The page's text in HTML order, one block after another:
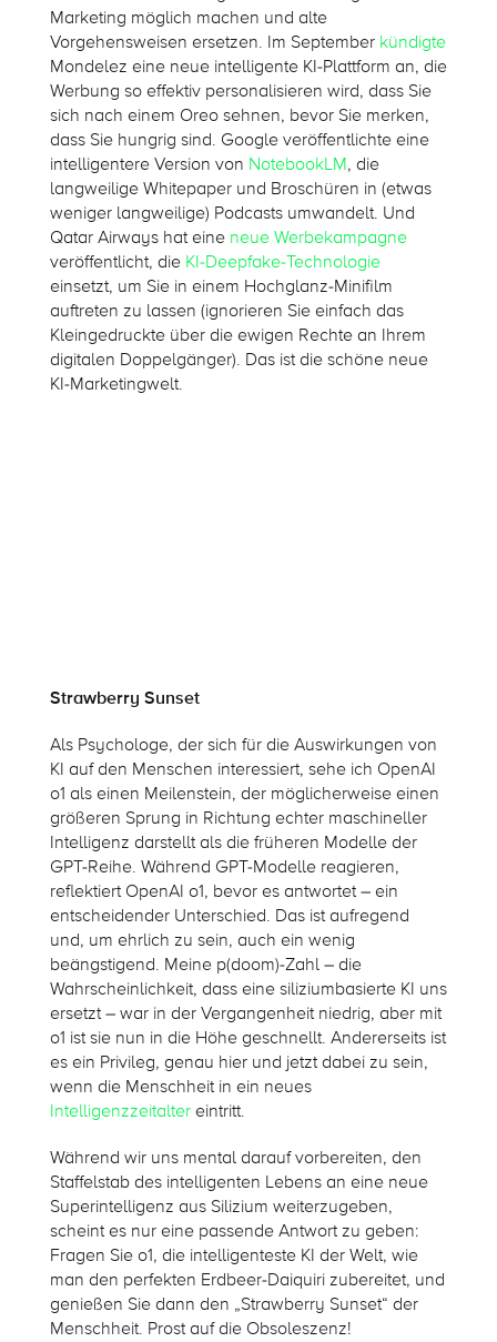
Marketing möglich machen und alte
Vorgehensweisen ersetzen. Im Septemberkündigte
Mondelez eine neue intelligente KI-Plattform an, die
Werbung so effektiv personalisieren wird, dass Sie
sich nach einem Oreo sehnen, bevor Sie merken,
dass Sie hungrig sind. Google veröffentlichte eine
intelligentere Version von NotebookLM, die
langweilige Whitepaperund Broschüren in (etwas
weniger langweilige) Podcasts umwandelt. Und
Qatar Airways hat eine neue Werbekampagne
veröffentlicht, die KI-Deepfake-Technologie
einsetzt, um Sie in einem Hochglanz-Minifilm
auftreten zu lassen (ignorieren Sie einfach das
Kleingedruckte über die ewigen Rechte an Ihrem
digitalen Doppelgänger). Das ist die schöne neue
KI-Marketingwelt.
Strawberry Sunset
Als Psychologe, der sich für die Auswirkungen von
KI auf den Menschen interessiert, sehe ich OpenAI
o1 als einen Meilenstein, der möglicherweise einen
größeren Sprung in Richtung echter maschineller
Intelligenz darstellt als die früheren Modelle der
GPT-Reihe. Während GPT-Modelle reagieren,
reflektiert OpenAI o1, bevor es antwortet – ein
entscheidender Unterschied. Das ist aufregend
und, um ehrlich zu sein, auch ein wenig
beängstigend. Meine p(doom)-Zahl – die
Wahrscheinlichkeit, dass eine siliziumbasierte KI uns
ersetzt – war in der Vergangenheit niedrig, aber mit
o1 ist sie nun in die Höhe geschnellt. Andererseits ist
es ein Privileg, genau hier und jetzt dabei zu sein,
wenn die Menschheit in ein neues
Intelligenzzeitaltereintritt.
Während wir uns mental darauf vorbereiten, den
Staffelstab des intelligenten Lebens an eine neue
Superintelligenz aus Silizium weiterzugeben,
scheint es nur eine passende Antwort zu geben:
Fragen Sie o1, die intelligenteste KI der Welt, wie
man den perfekten Erdbeer-Daiquiri zubereitet, und
genießen Sie dann den „Strawberry Sunset“ der
Menschheit. Prost auf die Obsoleszenz!